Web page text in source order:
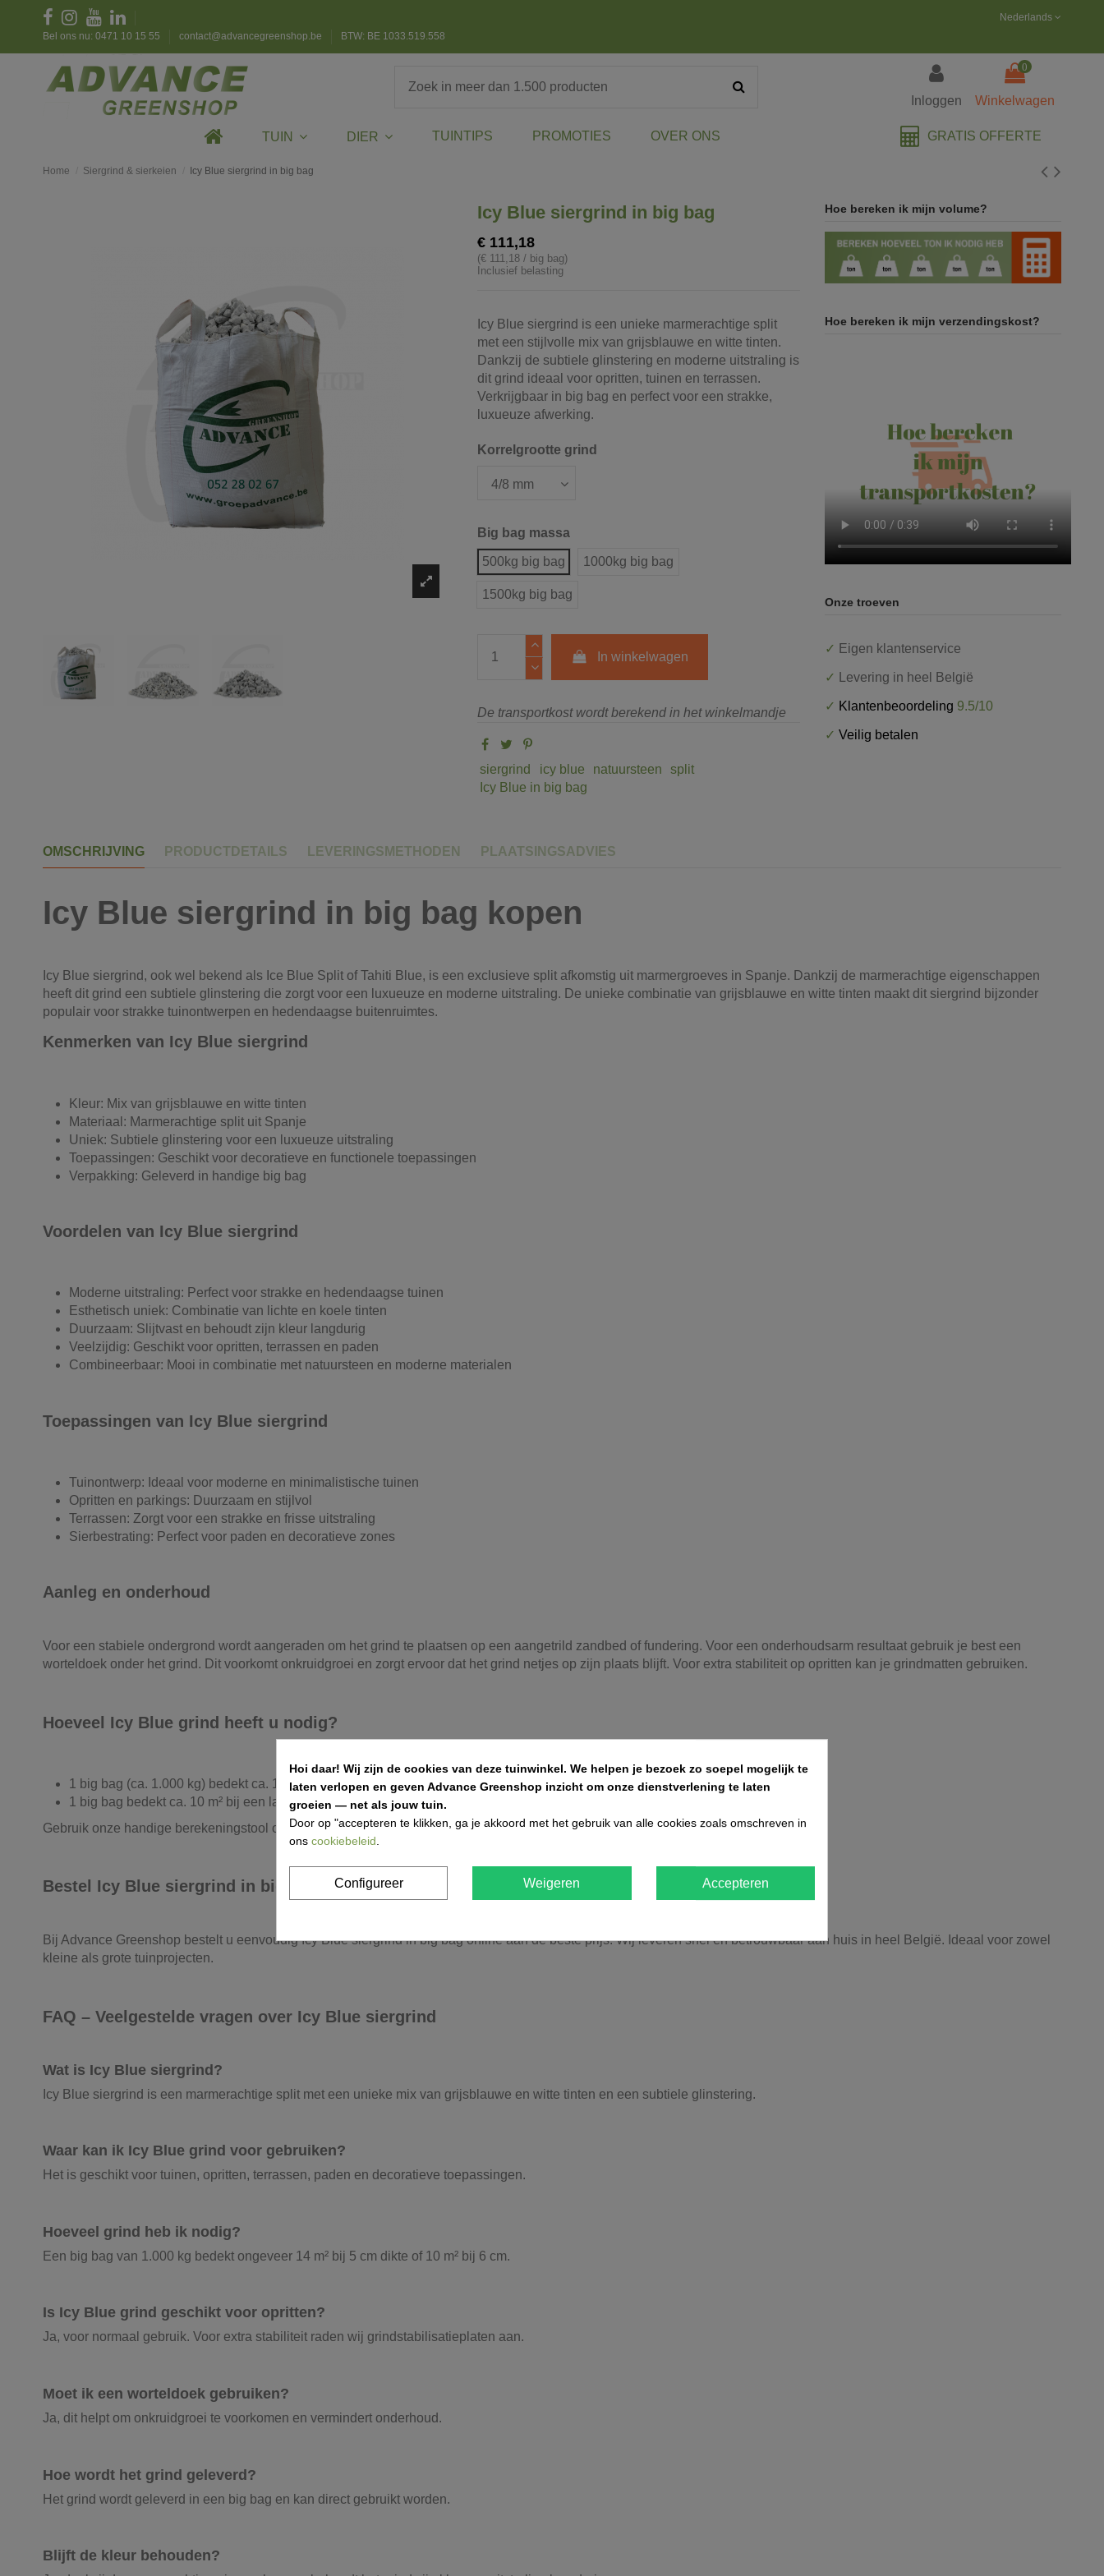
Bel ons nu: 0471 10 15 55 contact@advancegreenshop.be BTW: BE 1033.519.558
Nederlands
Inloggen
0
Winkelwagen
TUIN DIER TUINTIPS PROMOTIES OVER ONS GRATIS OFFERTE
Home Siergrind & sierkeien Icy Blue siergrind in big bag
Icy Blue siergrind in big bag
€ 111,18
(€ 111,18 / big bag)
Inclusief belasting
Icy Blue siergrind is een unieke marmerachtige split
met een stijlvolle mix van grijsblauwe en witte tinten.
Dankzij de subtiele glinstering en moderne uitstraling is
dit grind ideaal voor opritten, tuinen en terrassen.
Verkrijgbaar in big bag en perfect voor een strakke,
luxueuze afwerking.
Korrelgrootte grind
Big bag massa
500kg big bag 1000kg big bag
1500kg big bag
In winkelwagen
De transportkost wordt berekend in het winkelmandje
siergrind icy blue natuursteen
split
Icy Blue in big bag
Hoe bereken ik mijn volume?
Hoe bereken ik mijn verzendingskost?
Onze troeven
✓ Eigen klantenservice
✓ Levering in heel België
✓ Klantenbeoordeling 9.5/10
✓Veilig betalen
OMSCHRIJVING PRODUCTDETAILS LEVERINGSMETHODEN PLAATSINGSADVIES
Icy Blue siergrind in big bag kopen
Icy Blue siergrind, ook wel bekend als Ice Blue Split of Tahiti Blue, is een exclusieve split afkomstig uit marmergroeves in Spanje. Dankzij de marmerachtige eigenschappen
heeft dit grind een subtiele glinstering die zorgt voor een luxueuze en moderne uitstraling. De unieke combinatie van grijsblauwe en witte tinten maakt dit siergrind bijzonder
populair voor strakke tuinontwerpen en hedendaagse buitenruimtes.
Kenmerken van Icy Blue siergrind
Kleur: Mix van grijsblauwe en witte tinten
Materiaal: Marmerachtige split uit Spanje
Uniek: Subtiele glinstering voor een luxueuze uitstraling
Toepassingen: Geschikt voor decoratieve en functionele toepassingen
Verpakking: Geleverd in handige big bag
Voordelen van Icy Blue siergrind
Moderne uitstraling: Perfect voor strakke en hedendaagse tuinen
Esthetisch uniek: Combinatie van lichte en koele tinten
Duurzaam: Slijtvast en behoudt zijn kleur langdurig
Veelzijdig: Geschikt voor opritten, terrassen en paden
Combineerbaar: Mooi in combinatie met natuursteen en moderne materialen
Toepassingen van Icy Blue siergrind
Tuinontwerp: Ideaal voor moderne en minimalistische tuinen
Opritten en parkings: Duurzaam en stijlvol
Terrassen: Zorgt voor een strakke en frisse uitstraling
Sierbestrating: Perfect voor paden en decoratieve zones
Aanleg en onderhoud
Voor een stabiele ondergrond wordt aangeraden om het grind te plaatsen op een aangetrild zandbed of fundering. Voor een onderhoudsarm resultaat gebruik je best een
worteldoek onder het grind. Dit voorkomt onkruidgroei en zorgt ervoor dat het grind netjes op zijn plaats blijft. Voor extra stabiliteit op opritten kan je grindmatten gebruiken.
Hoeveel Icy Blue grind heeft u nodig?
1 big bag (ca. 1.000 kg) bedekt ca. 14 m² bij een laag van 5 cm
1 big bag bedekt ca. 10 m² bij een laag van 6 cm
Gebruik onze handige berekeningstool om exact te bepalen hoeveel grind u nodig heeft voor uw project.
Bestel Icy Blue siergrind in big bag
Bij Advance Greenshop bestelt u eenvoudig Icy Blue siergrind in big bag online aan de beste prijs. Wij leveren snel en betrouwbaar aan huis in heel België. Ideaal voor zowel
kleine als grote tuinprojecten.
FAQ – Veelgestelde vragen over Icy Blue siergrind
Wat is Icy Blue siergrind?
Icy Blue siergrind is een marmerachtige split met een unieke mix van grijsblauwe en witte tinten en een subtiele glinstering.
Waar kan ik Icy Blue grind voor gebruiken?
Het is geschikt voor tuinen, opritten, terrassen, paden en decoratieve toepassingen.
Hoeveel grind heb ik nodig?
Een big bag van 1.000 kg bedekt ongeveer 14 m² bij 5 cm dikte of 10 m² bij 6 cm.
Is Icy Blue grind geschikt voor opritten?
Ja, voor normaal gebruik. Voor extra stabiliteit raden wij grindstabilisatieplaten aan.
Moet ik een worteldoek gebruiken?
Ja, dit helpt om onkruidgroei te voorkomen en vermindert onderhoud.
Hoe wordt het grind geleverd?
Het grind wordt geleverd in een big bag en kan direct gebruikt worden.
Blijft de kleur behouden?
Hoi daar! Wij zijn de cookies van deze tuinwinkel. We helpen je bezoek zo soepel mogelijk te
laten verlopen en geven Advance Greenshop inzicht om onze dienstverlening te laten
groeien — net als jouw tuin.
Door op "accepteren te klikken, ga je akkoord met het gebruik van alle cookies zoals omschreven in
ons cookiebeleid
Configureer Weigeren Accepteren